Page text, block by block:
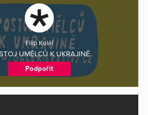
Filip Kolář
UMĚLCŮ K UKRAJINĚ
Podpořit